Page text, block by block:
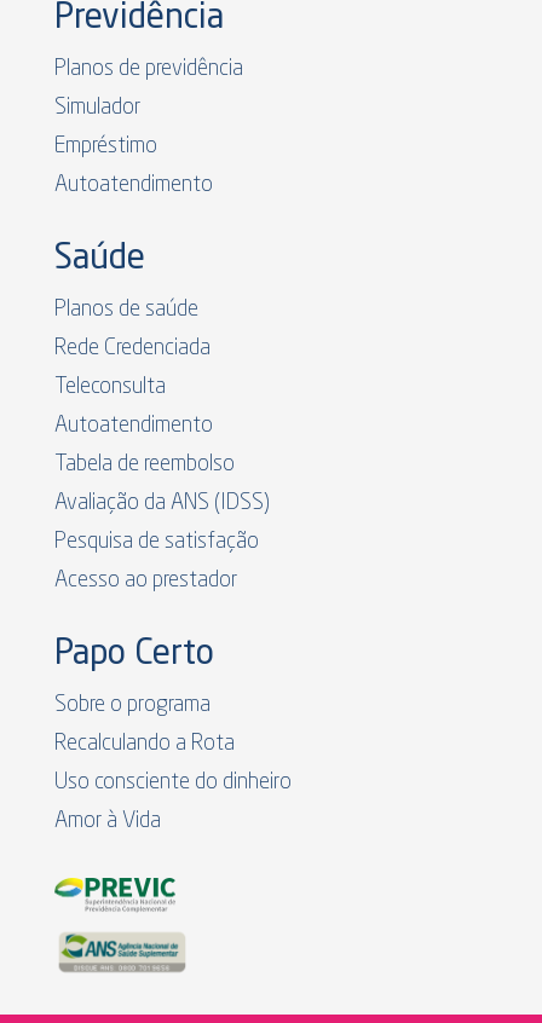
Previdência
Planos de previdência
Simulador
Empréstimo
Autoatendimento
Saúde
Planos de saúde
Rede Credenciada
Teleconsulta
Autoatendimento
Tabela de reembolso
Avaliação da ANS (IDSS)
Pesquisa de satisfação
Acesso ao prestador
Papo Certo
Sobre o programa
Recalculando a Rota
Uso consciente do dinheiro
Amor à Vida